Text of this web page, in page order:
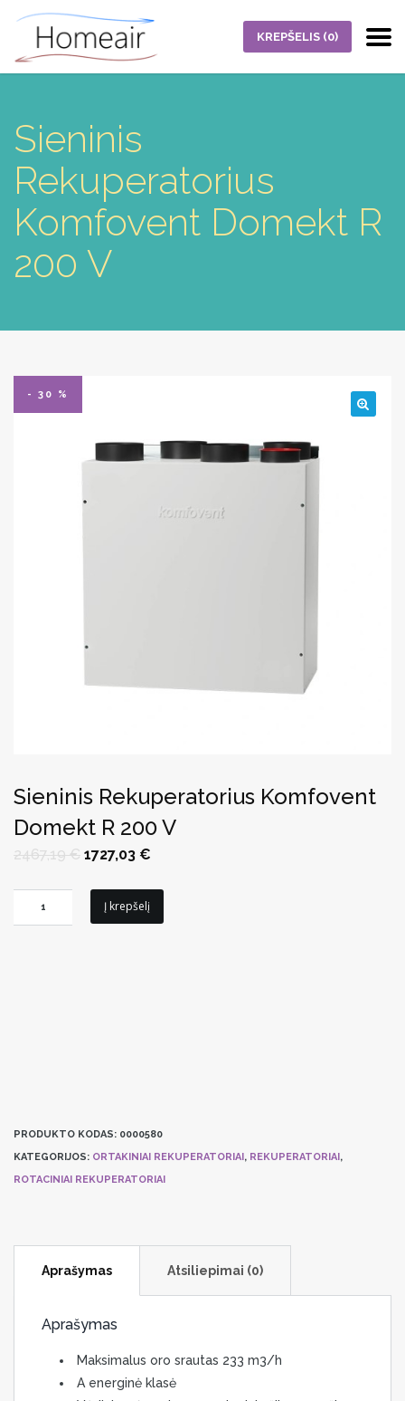
KREPŠELIS (0)
Sieninis
Rekuperatorius
Komfovent Domekt R
200 V
- 30 %
Sieninis Rekuperatorius Komfovent
Domekt R 200 V
2467,19€ Original
2467,19 €.
1727,03 €
1727,03 €.
kiekis:
Į krepšelį
PRODUKTO KODAS: 0000580
KATEGORIJOS: ORTAKINIAI REKUPERATORIAI, REKUPERATORIAI,
ROTACINIAI REKUPERATORIAI
Aprašymas Atsiliepimai (0)
Aprašymas
Maksimalus oro srautas 233 m3/h
A energinė klasė